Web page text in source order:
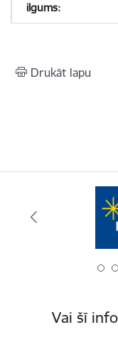
Drukāt lapu
Vai šī